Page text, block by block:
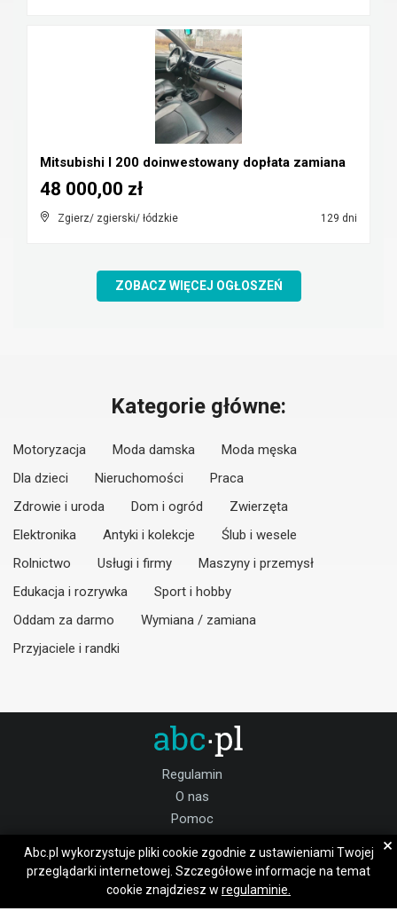
Mitsubishi l 200 doinwestowany dopłata zamiana
Zgierz/ zgierski/ łódzkie 129 dni
48 000,00 zł
ZOBACZ WIĘCEJ OGŁOSZEŃ
Kategorie główne:
Motoryzacja Moda damska
Moda męska
Dla dzieci
Nieruchomości
Praca
Zdrowie i uroda
Dom i ogród
Zwierzęta
Elektronika
Antyki i kolekcje
Ślub i wesele
Rolnictwo
Usługi i firmy
Maszyny i przemysł
Edukacja i rozrywka
Sport i hobby
Oddam za darmo
Wymiana / zamiana
Przyjaciele i randki
Regulamin
O nas
Pomoc
Praca oświęcimski
Dołącz do nas:
Abc.pl wykorzystuje pliki cookie zgodnie z ustawieniami Twojej
przeglądarki internetowej. Szczegółowe informacje na temat
cookie znajdziesz w regulaminie.
×